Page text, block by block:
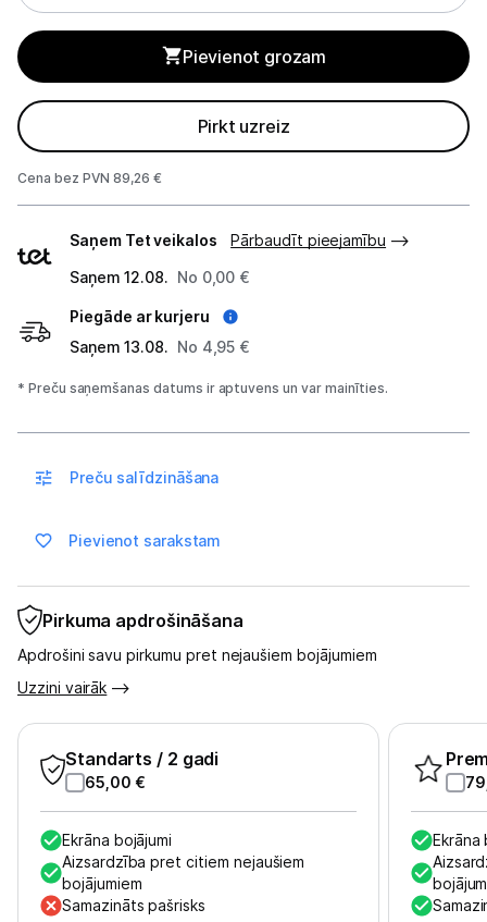
Mikroviļņu krāsnis
Mazā tehnika
Kafijas pagatavošana
Mazā virtuves tehnika
Klimata iekārtas
Apģērbu kopšana
Sports un atpūta
Vēlmju saraksts
Blogs
Piegāde un apmaksa
Kontakti
Pievienot grozam
Pirkt uzreiz
Cena bez PVN 89,26 €
veidi
Saņem Tet veikalos
Pārbaudīt pieejamību
Saņem 12.08. No 0,00 €
Piegāde ar kurjeru
Saņem 13.08. No 4,95 €
* Preču saņemšanas datums ir aptuvens un var mainīties.
Preču salīdzināšana
Pievienot sarakstam
Pirkuma apdrošināšana
Apdrošini savu pirkumu pret nejaušiem bojājumiem
Uzzini vairāk
Standarts / 2 gadi
65,00 €
Ekrāna bojājumi
Aizsardzība pret citiem nejaušiem
bojājumiem
Samazināts pašrisks
Ekrāna